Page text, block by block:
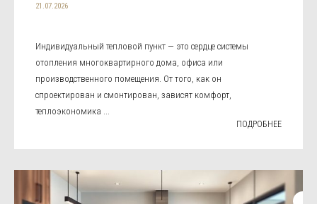
21.07.2026
Индивидуальный тепловой пункт — это сердце системы
отопления многоквартирного дома, офиса или
производственного помещения. От того, как он
спроектирован и смонтирован, зависят комфорт,
теплоэкономика ...
ПОДРОБНЕЕ